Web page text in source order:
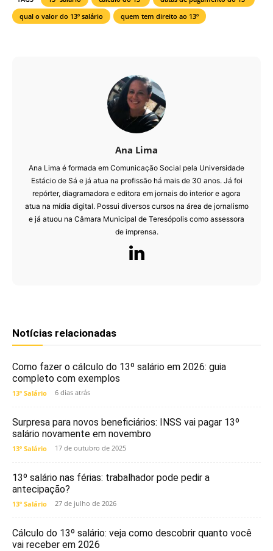
qual o valor do 13º salário
quem tem direito ao 13º
Ana Lima
Ana Lima é formada em Comunicação Social pela Universidade
Estácio de Sá e já atua na profissão há mais de 30 anos. Já foi
repórter, diagramadora e editora em jornais do interior e agora
atua na mídia digital. Possui diversos cursos na área de jornalismo
e já atuou na Câmara Municipal de Teresópolis como assessora
de imprensa.
Notícias relacionadas
Como fazer o cálculo do 13º salário em 2026: guia
completo com exemplos
13º Salário 6 dias atrás
Surpresa para novos beneficiários: INSS vai pagar 13º
salário novamente em novembro
13º Salário 17 de outubro de 2025
13º salário nas férias: trabalhador pode pedir a
antecipação?
13º Salário 27 de julho de 2026
Cálculo do 13º salário: veja como descobrir quanto você
vai receber em 2026